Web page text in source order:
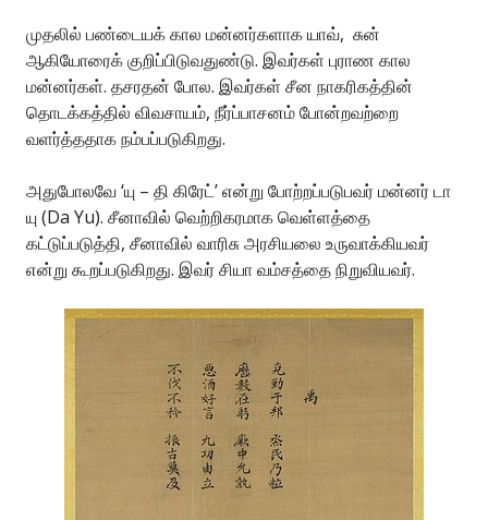
முதலில் பண்டையக் கால மன்னர்களாக யாவ், சுன்
ஆகியோரைக் குறிப்பிடுவதுண்டு. இவர்கள் புராண கால
மன்னர்கள். தசரதன் போல. இவர்கள் சீன நாகரிகத்தின்
தொடக்கத்தில் விவசாயம், நீர்ப்பாசனம் போன்றவற்றை
வளர்த்ததாக நம்பப்படுகிறது.
அதுபோலவே ‘யு – தி கிரேட்’ என்று போற்றப்படுபவர் மன்னர் டா
யு (Da Yu). சீனாவில் வெற்றிகரமாக வெள்ளத்தை
கட்டுப்படுத்தி, சீனாவில் வாரிசு அரசியலை உருவாக்கியவர்
என்று கூறப்படுகிறது. இவர் சியா வம்சத்தை நிறுவியவர்.